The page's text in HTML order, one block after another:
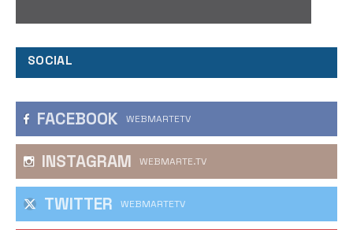
SOCIAL
FACEBOOK WEBMARTETV
INSTAGRAM WEBMARTE.TV
TWITTER WEBMARTETV